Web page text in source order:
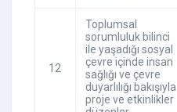
12
Toplumsal
sorumluluk bilinci
ile yaşadığı sosyal
çevre içinde insan
sağlığı ve çevre
duyarlılığı bakışıyla
proje ve etkinlikler